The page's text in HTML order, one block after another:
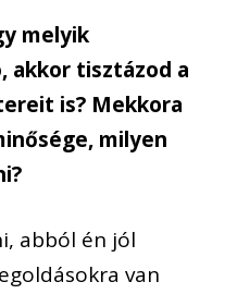
melyik
akkor tisztázod a
is? Mekkora
milyen
abból én jól
van